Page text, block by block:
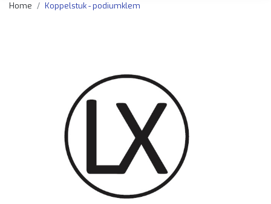
Home
Koppelstuk - podiumklem